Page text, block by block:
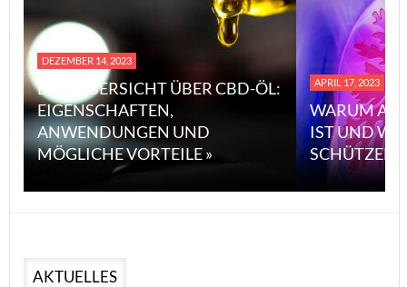
DEZEMBER 14, 2023
EINE ÜBERSICHT ÜBER CBD-ÖL:
EIGENSCHAFTEN,
ANWENDUNGEN UND
MÖGLICHE VORTEILE »
APRIL 17, 2023
WARUM
IST UND
SCHÜTZEN
AKTUELLES